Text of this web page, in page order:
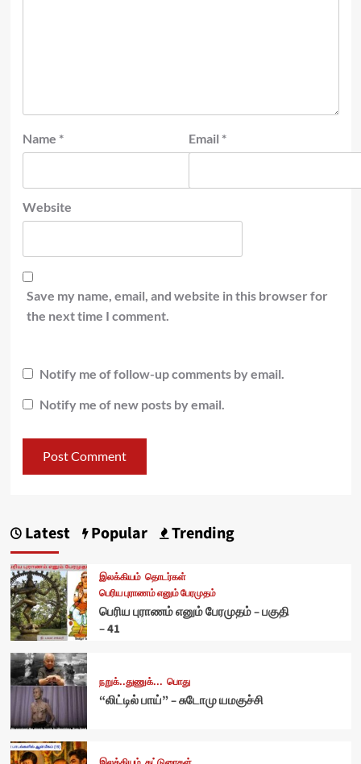
Name * Email *
Website
Save my name, email, and website in this browser for
the next time I comment.
Notify me of follow-up comments by email.
Notify me of new posts by email.
Latest Popular Trending
இலக்கியம் தொடர்கள்
பெரிய புராணம் எனும் பேரமுதம்
பெரிய புராணம் எனும் பேரமுதம் – பகுதி
– 41
நறுக்..துணுக்... பொது
“லிட்டில் பாய்” – சுடோமு யமகுச்சி